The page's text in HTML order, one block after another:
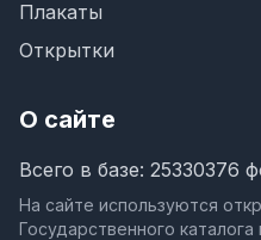
Плакаты
Открытки
О сайте
Всего в базе: 25330376
На сайте используются
Государственного